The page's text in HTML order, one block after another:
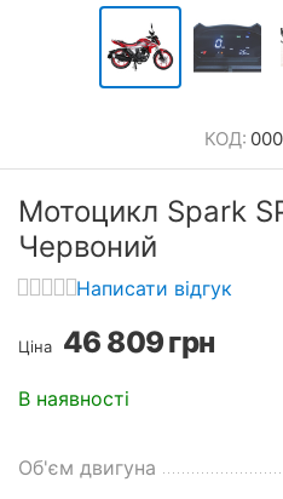
КОД:
Мотоцикл Spark
Червоний
Написати відгук
Ціна 46 809грн
В наявності
Об'єм двигуна